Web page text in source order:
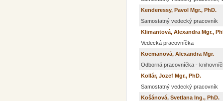
Kenderessy, Pavol Mgr., PhD.
Samostatný vedecký pracovník
Klimantová, Alexandra Mgr.,
Vedecká pracovníčka
Kocmanová, Alexandra Mgr.
Odborná pracovníčka -
Kollár, Jozef Mgr., PhD.
Samostatný vedecký pracovník
Košánová, Svetlana Ing., PhD.